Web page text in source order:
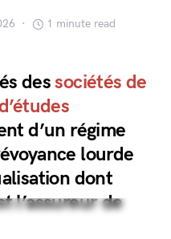
1 minute read
dessociétés de
d’un régime
lourde
dont
l’assureur de